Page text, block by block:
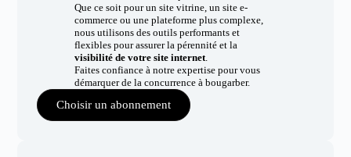
Que ce soit pour un site vitrine, un site e-
commerce ou une plateforme plus complexe,
nous utilisons des outils performants et
flexibles pour assurer la pérennité et la
visibilité de votre site internet.
Faites confiance à notre expertise pour vous
démarquer de la concurrence à bougarber.
Choisir un abonnement